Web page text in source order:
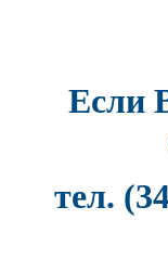
Если
тел.